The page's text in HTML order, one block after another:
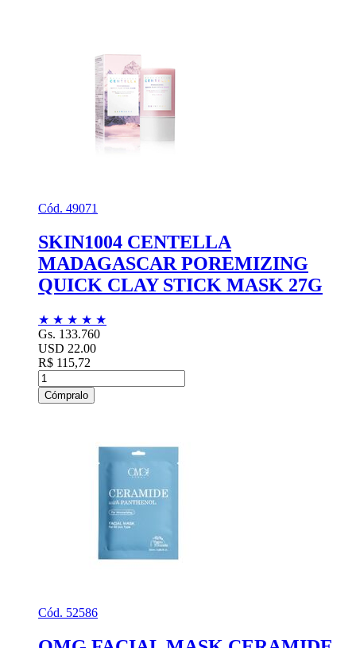
Cód. 49071
SKIN1004 CENTELLA
MADAGASCAR POREMIZING
QUICK CLAY STICK MASK 27G
★ ★ ★ ★ ★
Gs. 133.760
USD 22.00
R$ 115,72
Cómpralo
Cód. 52586